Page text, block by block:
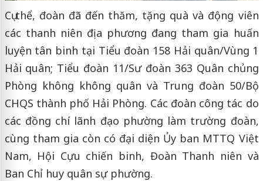
Cụ thể, đoàn đã đến thăm, tặng quà và động viên
các thanh niên địa phương đang tham gia huấn
luyện tân binh tại Tiểu đoàn 158 Hải quân/Vùng 1
Hải quân; Tiểu đoàn 11/Sư đoàn 363 Quân chủng
Phòng không không quân và Trung đoàn 50/Bộ
CHQS thành phố Hải Phòng. Các đoàn công tác do
các đồng chí lãnh đạo phường làm trường đoàn,
cùng tham gia còn có đại diện Ủy ban MTTQ Việt
Nam, Hội Cựu chiến binh, Đoàn Thanh niên và
Ban Chỉ huy quân sự phường.